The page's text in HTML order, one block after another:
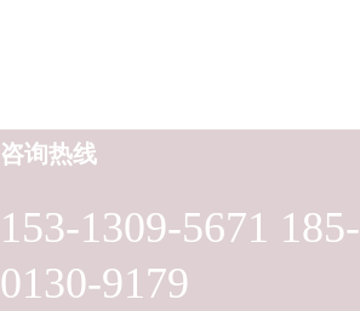
153-1309-5671 185-
0130-9179
咨询热线